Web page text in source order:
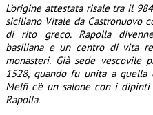
L’origine attestata risale tra il
siciliano Vitale da Castronuovo
di rito greco. Rapolla
basiliana e un centro di vita
monasteri. Già sede
1528, quando fu unita a quella
Melfi c’è un salone con i
Rapolla.